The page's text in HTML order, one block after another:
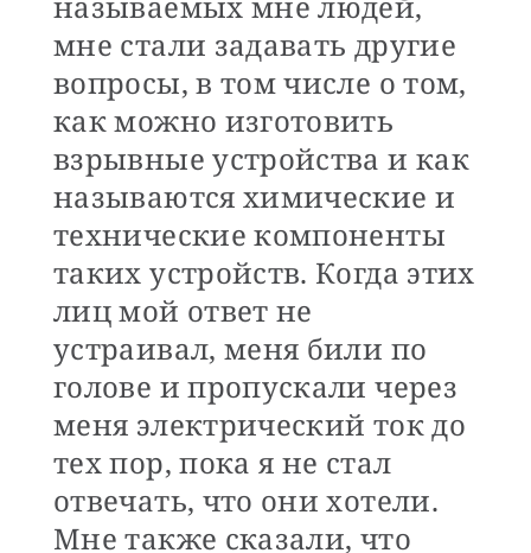
мне стали задавать другие
вопросы, в том числе о том,
как можно изготовить
взрывные устройства и как
называются химические и
технические компоненты
таких устройств. Когда этих
лиц мой ответ не
устраивал, меня били по
голове и пропускали через
меня электрический ток до
тех пор, пока я не стал
отвечать, что они хотели.
Мне также сказали, что